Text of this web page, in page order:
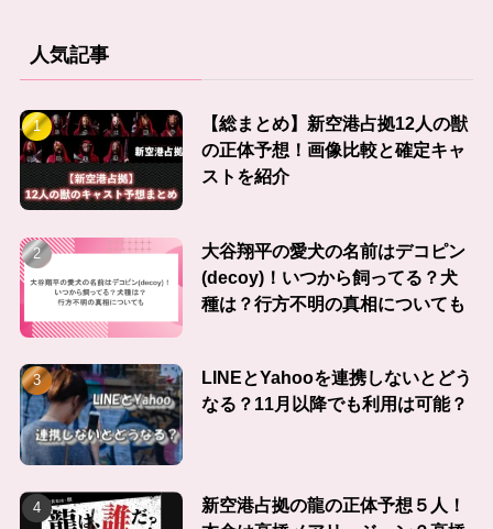
人気記事
【総まとめ】新空港占拠12人の獣
の正体予想！画像比較と確定キャ
ストを紹介
大谷翔平の愛犬の名前はデコピン
(decoy)！いつから飼ってる？犬
種は？行方不明の真相についても
LINEとYahooを連携しないとどう
なる？11月以降でも利用は可能？
新空港占拠の龍の正体予想５人！